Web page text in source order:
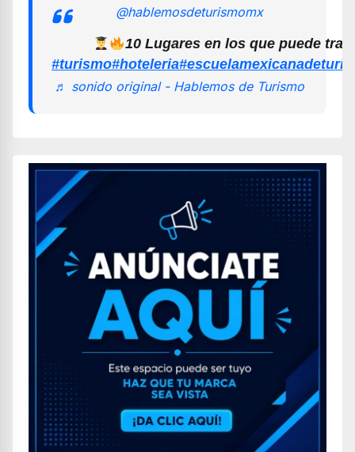
@hablemosdeturismomx
10 Lugares en los que puede
#turismo#hoteleria
♬ sonido original - Hablemos de Turismo